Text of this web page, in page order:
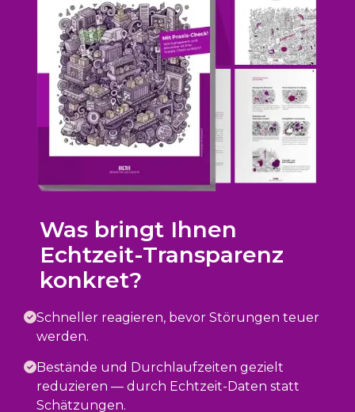
Was bringt Ihnen
Echtzeit-Transparenz
konkret?
Schneller reagieren, bevor Störungen teuer
werden.
Bestände und Durchlaufzeiten gezielt
reduzieren — durch Echtzeit-Daten statt
Schätzungen.